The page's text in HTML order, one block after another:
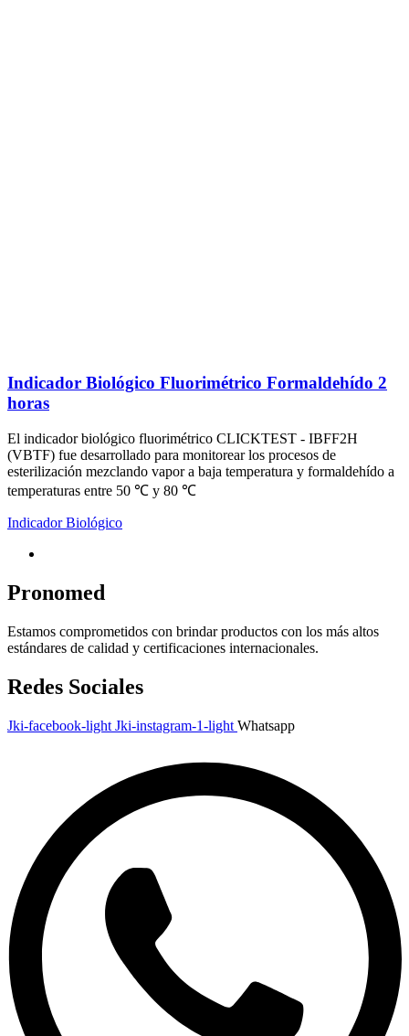
Indicador Biológico Fluorimétrico Formaldehído 2
horas
El indicador biológico fluorimétrico CLICKTEST - IBFF2H
(VBTF) fue desarrollado para monitorear los procesos de
esterilización mezclando vapor a baja temperatura y formaldehído a
temperaturas entre 50 ℃ y 80 ℃
Indicador Biológico
Pronomed
Estamos comprometidos con brindar productos con los más altos
estándares de calidad y certificaciones internacionales.
Redes Sociales
Jki-facebook-light Jki-instagram-1-light Whatsapp